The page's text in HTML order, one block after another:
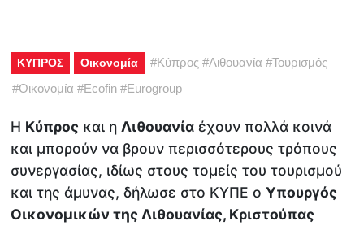
ΚΥΠΡΟΣ Οικονομία #Κύπρος #Λιθουανία #Τουρισμός
#Οικονομία #Ecofin #Eurogroup
Η Κύπρος και η Λιθουανία έχουν πολλά κοινά
και μπορούν να βρουν περισσότερους τρόπους
συνεργασίας, ιδίως στους τομείς του τουρισμού
και της άμυνας, δήλωσε στο ΚΥΠΕ οΥπουργός
Οικονομικών της Λιθουανίας, Κριστούπας